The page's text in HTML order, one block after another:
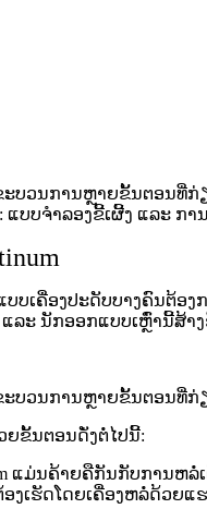
ະບວນການຫຼາຍຂັ້ນຕອນທີ່
ແບບຈຳລອງຂີ້ເຜີ້ງ ແລະ ກ
ບເຄື່ອງປະດັບບາງຄົນຕ້ອງ
ດ ແລະ ນັກອອກແບບເຫຼົ່າ
ະບວນການຫຼາຍຂັ້ນຕອນທີ່
ຍຂັ້ນຕອນດັ່ງຕໍ່ໄປນີ້:
ແມ່ນຄ້າຍຄືກັນກັບການຫ
ງເຮັດໂດຍເຄື່ອງຫລໍ່ດ້ວຍແຮ